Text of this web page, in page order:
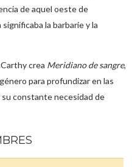
de aquel oeste de
la barbarie y la
crea Meridiano de sangre,
para profundizar en las
constante necesidad de